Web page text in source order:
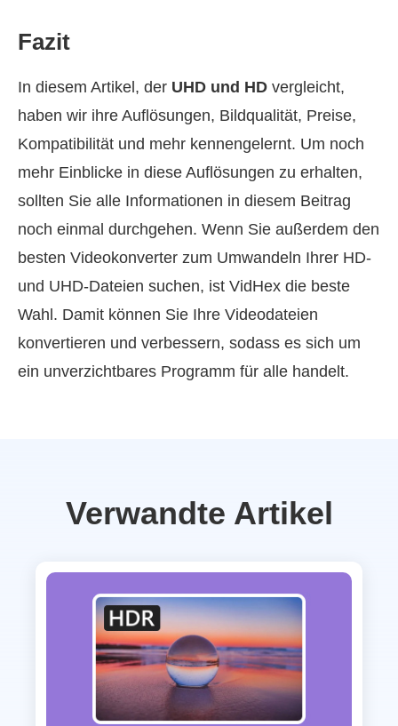
Fazit
In diesem Artikel, der UHD und HD vergleicht,
haben wir ihre Auflösungen, Bildqualität, Preise,
Kompatibilität und mehr kennengelernt. Um noch
mehr Einblicke in diese Auflösungen zu erhalten,
sollten Sie alle Informationen in diesem Beitrag
noch einmal durchgehen. Wenn Sie außerdem den
besten Videokonverter zum Umwandeln Ihrer HD-
und UHD-Dateien suchen, ist VidHex die beste
Wahl. Damit können Sie Ihre Videodateien
konvertieren und verbessern, sodass es sich um
ein unverzichtbares Programm für alle handelt.
Verwandte Artikel